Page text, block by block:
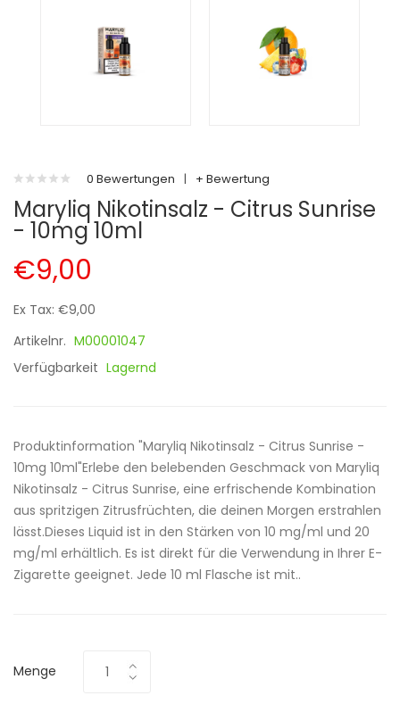
0 Bewertungen | + Bewertung
Maryliq Nikotinsalz - Citrus Sunrise
- 10mg 10ml
€9,00
Ex Tax: €9,00
Artikelnr. M00001047
Verfügbarkeit Lagernd
Produktinformation "Maryliq Nikotinsalz - Citrus Sunrise -
10mg 10ml"Erlebe den belebenden Geschmack von Maryliq
Nikotinsalz - Citrus Sunrise, eine erfrischende Kombination
aus spritzigen Zitrusfrüchten, die deinen Morgen erstrahlen
lässt.Dieses Liquid ist in den Stärken von 10 mg/ml und 20
mg/ml erhältlich. Es ist direkt für die Verwendung in Ihrer E-
Zigarette geeignet. Jede 10 ml Flasche ist mit..
Menge